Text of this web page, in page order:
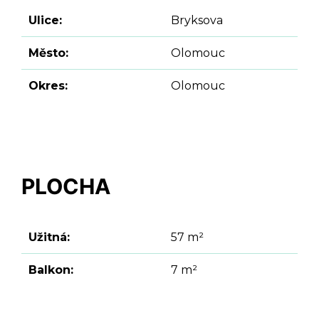
Ulice: Bryksova
Město: Olomouc
Okres: Olomouc
PLOCHA
Užitná: 57 m²
Balkon: 7 m²